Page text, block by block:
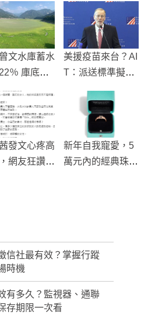
文水庫蓄水
％ 庫底變
美援疫苗來台？AI
T：派送標準擬定
發文心疼高
網友狂讚
新年自我寵愛，5
萬元內的經典珠寶
信社最有效？掌握行蹤
時機
有多久？監視器、通聯
存期限一次看